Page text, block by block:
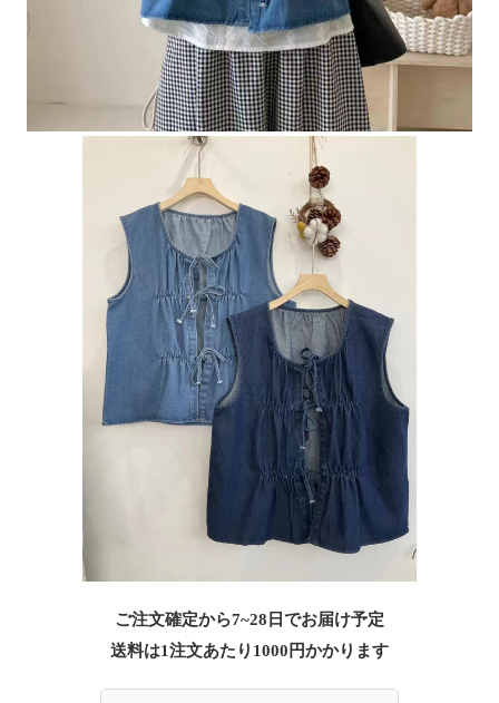
ご注文確定から7~28日でお届け予定
送料は1注文あたり 1000 円かかります